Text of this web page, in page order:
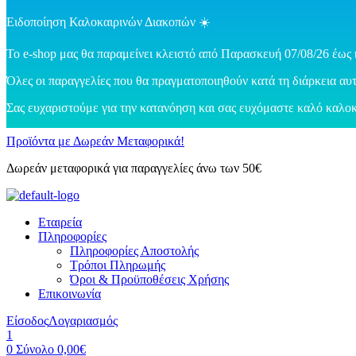
Ειδοποίηση Καλοκαιρινών Διακοπών ☀️
Το e-shop μας θα παραμείνει κλειστό από Παρασκευή 07/08/26 έως
Όλες οι παραγγελίες που θα πραγματοποιηθούν κατά τη διάρκεια
Σας ευχαριστούμε για την κατανόηση και σας ευχόμαστε καλό
Προϊόντα με Δωρεάν Μεταφορικά!
Δωρεάν μεταφορικά για παραγγελίες άνω των 50€
Εταιρεία
Πληροφορίες
Πληροφορίες Αποστολής
Τρόποι Πληρωμής
Όροι & Προϋποθέσεις Χρήσης
Επικοινωνία
ΕίσοδοςΛογαριασμός
1
0 Σύνολο 0,00€